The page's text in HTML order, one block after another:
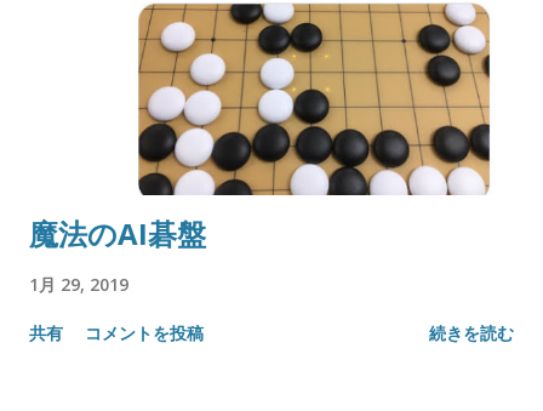
魔法のAI碁盤
1月 29, 2019
共有 コメントを投稿 続きを読む